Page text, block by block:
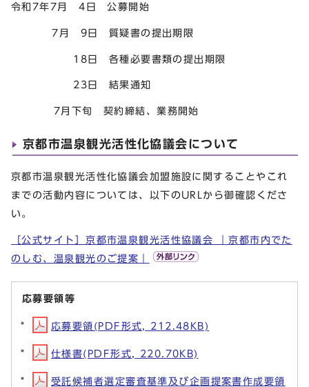
令和7年7月 4日 公募開始
7月 9日 質疑書の提出期限
18日 各種必要書類の提出期限
23日 結果通知
7月下旬 契約締結、業務開始
京都市温泉観光活性化協議会について
京都市温泉観光活性化協議会加盟施設に関することやこれ
までの活動内容については、以下のURLから御確認くださ
い。
［公式サイト］京都市温泉観光活性協議会 ｜京都市内でた
のしむ、温泉観光のご提案｜
応募要領等
応募要領(PDF形式, 212.48KB)
仕様書(PDF形式, 220.70KB)
受託候補者選定審査基準及び企画提案書作成要領